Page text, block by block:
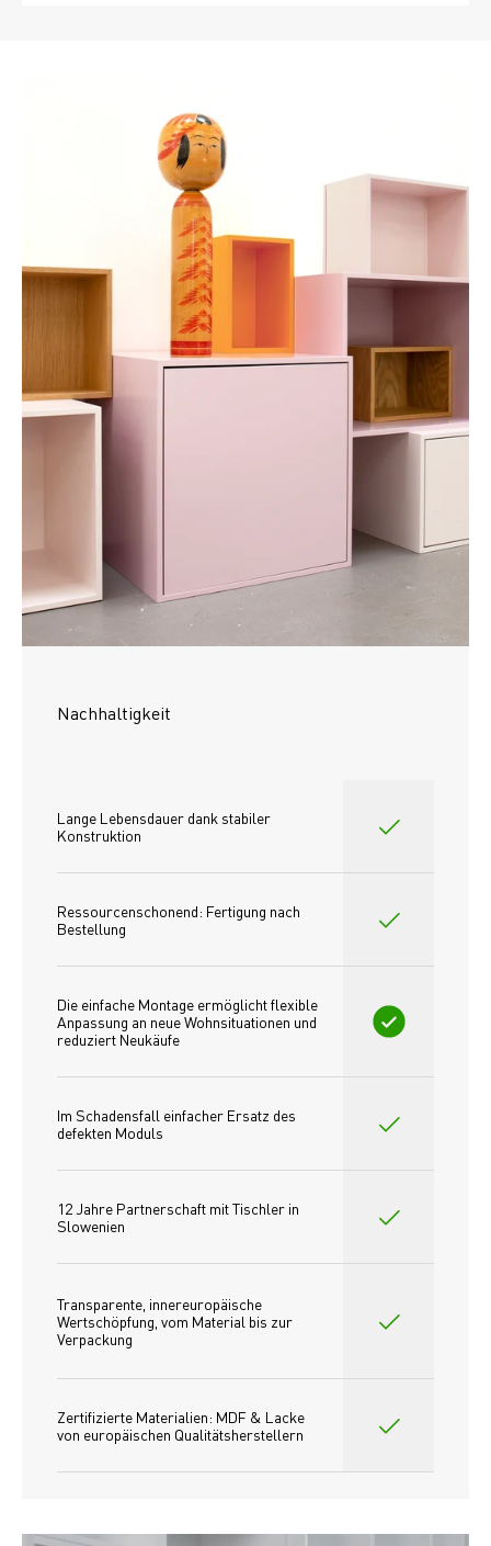
Nachhaltigkeit
Lange Lebensdauer dank stabiler
Konstruktion
Ressourcenschonend: Fertigung nach
Bestellung
Die einfache Montage ermöglicht flexible
Anpassung an neue Wohnsituationen und
reduziert Neukäufe
Im Schadensfall einfacher Ersatz des
defekten Moduls
12 Jahre Partnerschaft mit Tischler in
Slowenien
Transparente, innereuropäische
Wertschöpfung, vom Material bis zur
Verpackung
Zertifizierte Materialien: MDF & Lacke
von europäischen Qualitätsherstellern